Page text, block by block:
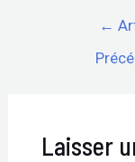
←
Laisser